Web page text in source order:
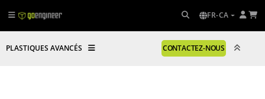
FR-CA
PLASTIQUES AVANCÉS CONTACTEZ-NOUS